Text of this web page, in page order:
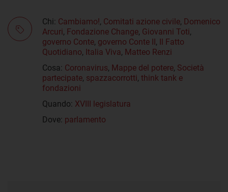
Chi: Cambiamo!, Comitati azione civile, Domenico
Arcuri, Fondazione Change, Giovanni Toti,
governo Conte, governo Conte II, Il Fatto
Quotidiano, Italia Viva, Matteo Renzi
Cosa: Coronavirus, Mappe del potere, Società
partecipate, spazzacorrotti, think tank e
fondazioni
Quando: XVIII legislatura
Dove: parlamento